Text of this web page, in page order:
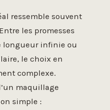
ressemble souvent
les promesses
longueur infinie ou
le choix en
complexe.
maquillage
simple :